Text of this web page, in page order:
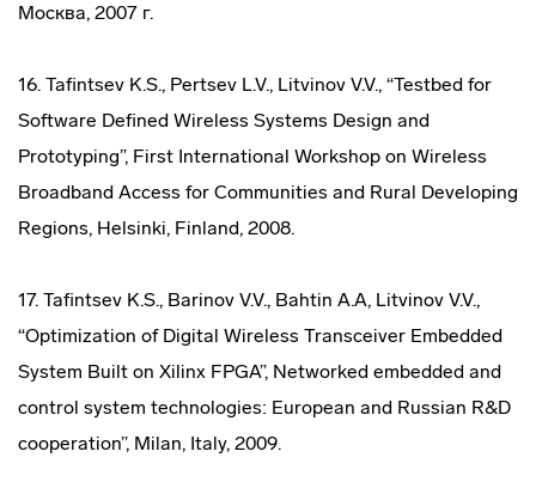
Москва, 2007 г.
16. Tafintsev K.S., Pertsev L.V., Litvinov V.V., “Testbed for
Software Defined Wireless Systems Design and
Prototyping”, First International Workshop on Wireless
Broadband Access for Communities and Rural Developing
Regions, Helsinki, Finland, 2008.
17. Tafintsev K.S., Barinov V.V., Bahtin A.A, Litvinov V.V.,
“Optimization of Digital Wireless Transceiver Embedded
System Built on Xilinx FPGA”, Networked embedded and
control system technologies: European and Russian R&D
cooperation”, Milan, Italy, 2009.